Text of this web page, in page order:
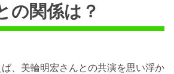
の関係は？
、美輪明宏さんとの共演を思い浮か